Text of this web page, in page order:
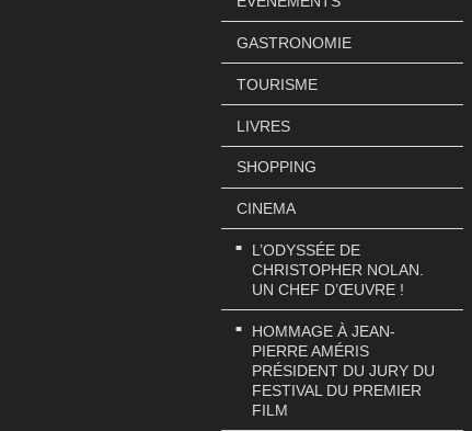
GASTRONOMIE
TOURISME
LIVRES
SHOPPING
CINEMA
L’ODYSSÉE DE
CHRISTOPHER NOLAN.
UN CHEF D’ŒUVRE !
HOMMAGE À JEAN-
PIERRE AMÉRIS
PRÉSIDENT DU JURY DU
FESTIVAL DU PREMIER
FILM